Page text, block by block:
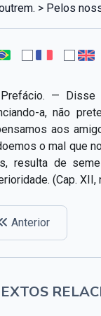
> Pelos
— Disse
a, não
aos
o mal que
resulta de
(Cap. XII,
Anterior